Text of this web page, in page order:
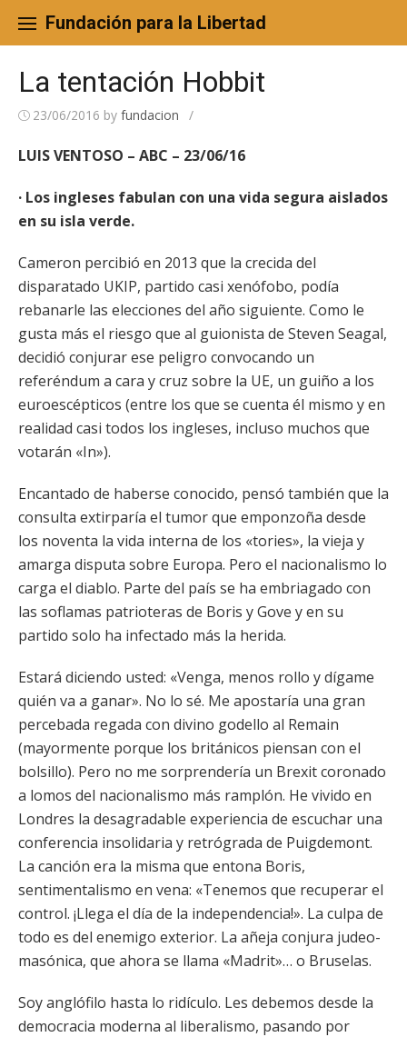
content
Fundación para la Libertad
La tentación Hobbit
23/06/2016 by fundacion /
LUIS VENTOSO – ABC – 23/06/16
· Los ingleses fabulan con una vida segura aislados
en su isla verde.
Cameron percibió en 2013 que la crecida del
disparatado UKIP, partido casi xenófobo, podía
rebanarle las elecciones del año siguiente. Como le
gusta más el riesgo que al guionista de Steven Seagal,
decidió conjurar ese peligro convocando un
referéndum a cara y cruz sobre la UE, un guiño a los
euroescépticos (entre los que se cuenta él mismo y en
realidad casi todos los ingleses, incluso muchos que
votarán «In»).
Encantado de haberse conocido, pensó también que la
consulta extirparía el tumor que emponzoña desde
los noventa la vida interna de los «tories», la vieja y
amarga disputa sobre Europa. Pero el nacionalismo lo
carga el diablo. Parte del país se ha embriagado con
las soflamas patrioteras de Boris y Gove y en su
partido solo ha infectado más la herida.
Estará diciendo usted: «Venga, menos rollo y dígame
quién va a ganar». No lo sé. Me apostaría una gran
percebada regada con divino godello al Remain
(mayormente porque los británicos piensan con el
bolsillo). Pero no me sorprendería un Brexit coronado
a lomos del nacionalismo más ramplón. He vivido en
Londres la desagradable experiencia de escuchar una
conferencia insolidaria y retrógrada de Puigdemont.
La canción era la misma que entona Boris,
sentimentalismo en vena: «Tenemos que recuperar el
control. ¡Llega el día de la independencia!». La culpa de
todo es del enemigo exterior. La añeja conjura judeo-
masónica, que ahora se llama «Madrit»… o Bruselas.
Soy anglófilo hasta lo ridículo. Les debemos desde la
democracia moderna al liberalismo, pasando por